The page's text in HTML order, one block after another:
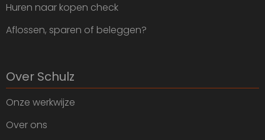
Huren naar kopen check
Aflossen, sparen of beleggen?
Over Schulz
Onze werkwijze
Over ons